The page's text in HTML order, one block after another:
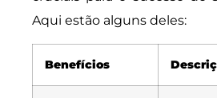
Aqui estão alguns deles:
Benefícios